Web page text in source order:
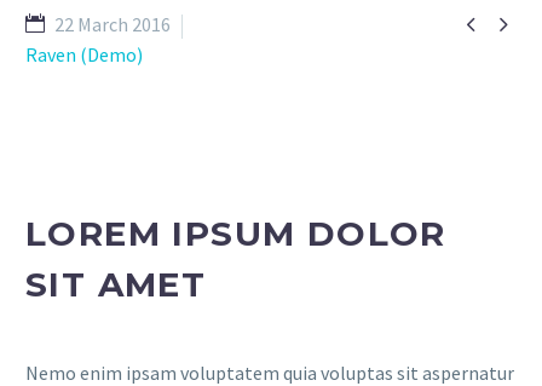
 
22 March 2016
Raven (Demo)
LOREM IPSUM DOLOR
SIT AMET
Nemo enim ipsam voluptatem quia voluptas sit aspernatur